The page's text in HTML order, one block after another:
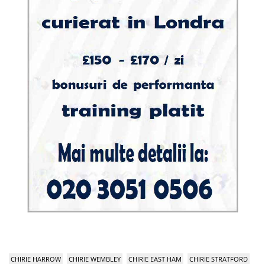
CHIRIE HARROW CHIRIE WEMBLEY CHIRIE EAST HAM
CHIRIE STRATFORD